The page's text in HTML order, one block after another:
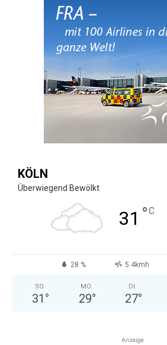
KÖLN
Überwiegend Bewölkt
31 °C
28 % 5.4kmh
SO.
31 °
MO.
29°
DI.
27°
Anzeige